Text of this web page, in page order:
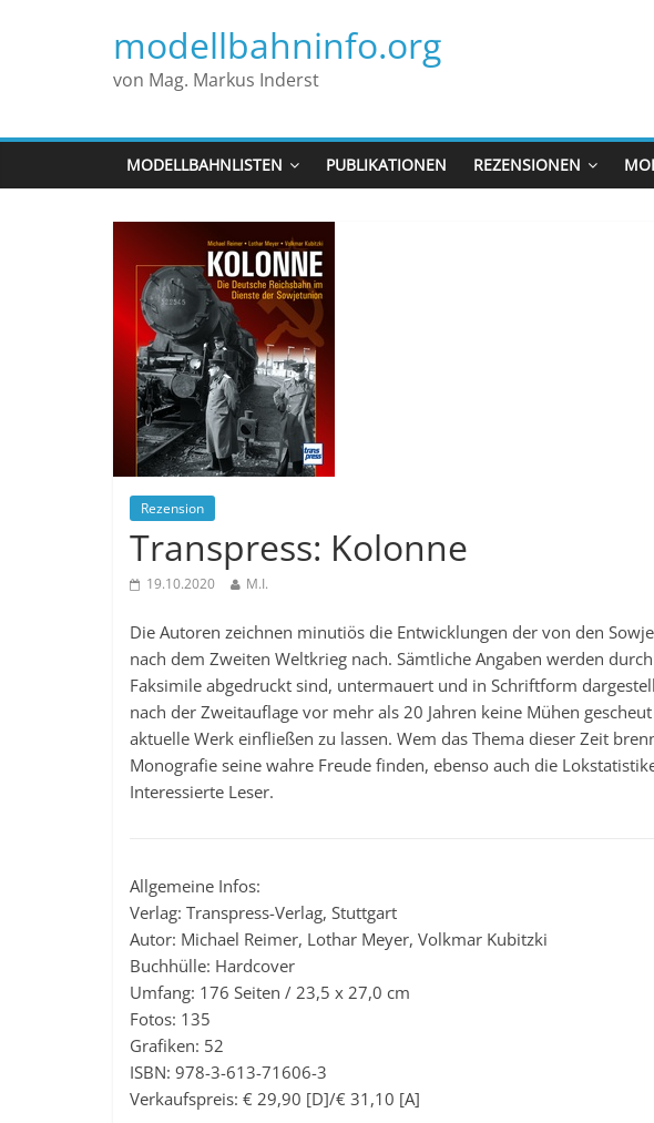
modellbahninfo.org
von Mag. Markus Inderst
MODELLBAHNLISTEN PUBLIKATIONEN REZENSIONEN
Rezension
Transpress: Kolonne
19.10.2020 M.I.
Die Autoren zeichnen minutiös die Entwicklungen der von den
nach dem Zweiten Weltkrieg nach. Sämtliche Angaben werden
Faksimile abgedruckt sind, untermauert und in Schriftform
nach der Zweitauflage vor mehr als 20 Jahren keine Mühen
aktuelle Werk einfließen zu lassen. Wem das Thema dieser Zeit
Monografie seine wahre Freude finden, ebenso auch die
Interessierte Leser.
Allgemeine Infos:
Verlag: Transpress-Verlag, Stuttgart
Autor: Michael Reimer, Lothar Meyer, Volkmar Kubitzki
Buchhülle: Hardcover
Umfang: 176 Seiten / 23,5 x 27,0 cm
Fotos: 135
Grafiken: 52
ISBN: 978-3-613-71606-3
Verkaufspreis: € 29,90 [D]/€ 31,10 [A]